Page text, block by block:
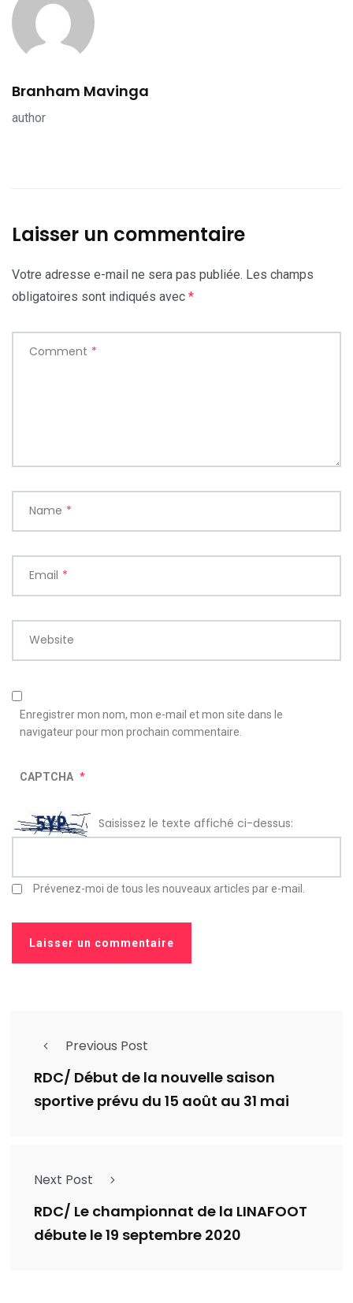
Branham Mavinga
author
Laisser un commentaire
Votre adresse e-mail ne sera pas publiée. Les champs
obligatoires sont indiqués avec *
Comment *
Name *
Email *
Website
Enregistrer mon nom, mon e-mail et mon site dans le
navigateur pour mon prochain commentaire.
CAPTCHA *
Saisissez le texte affiché ci-dessus:
Prévenez-moi de tous les nouveaux articles par e-mail.
Previous Post
RDC/ Début de la nouvelle saison
sportive prévu du 15 août au 31 mai
Next Post
RDC/ Le championnat de la LINAFOOT
débute le 19 septembre 2020